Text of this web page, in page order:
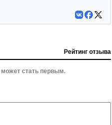
Рейтинг отзыва
стать первым.